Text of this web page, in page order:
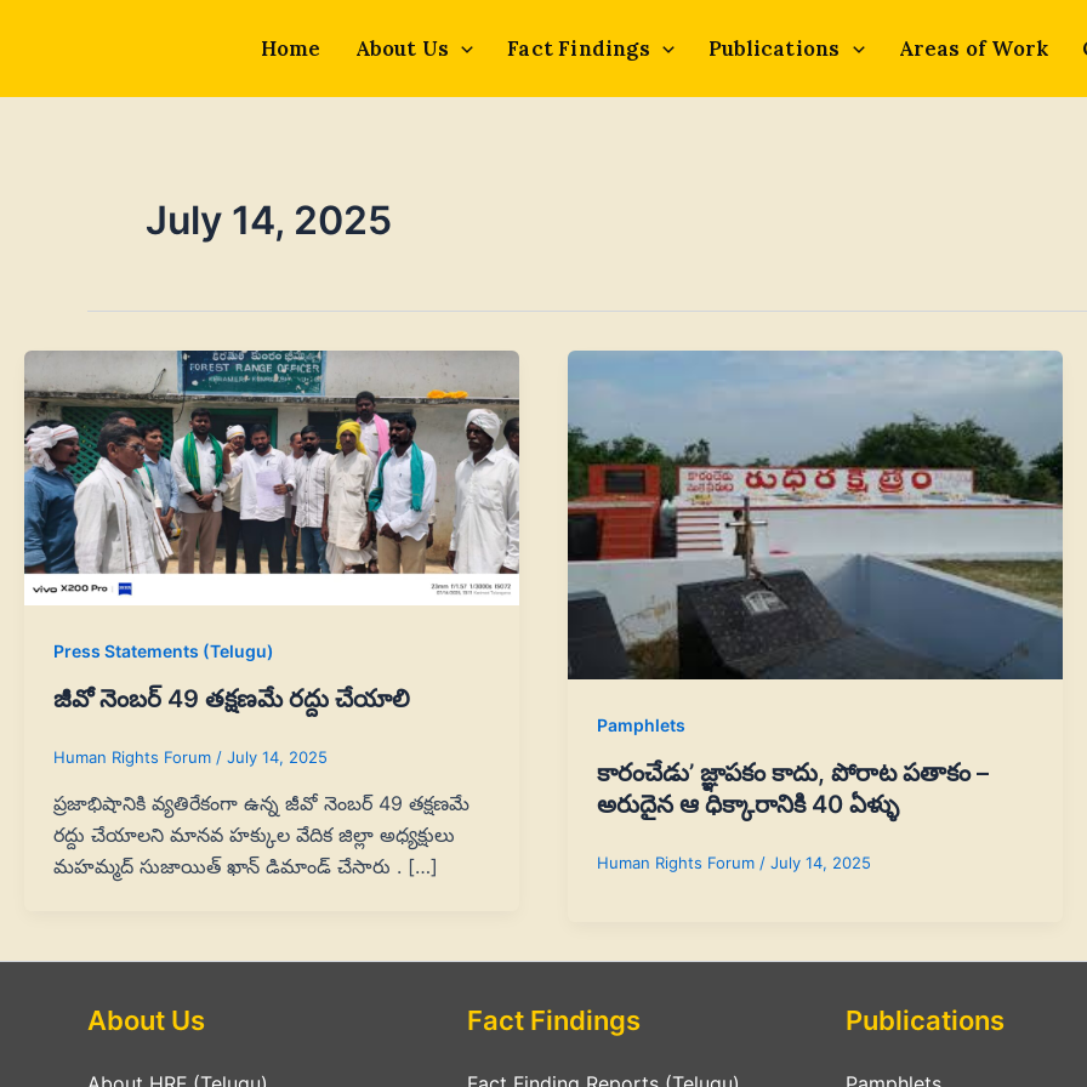
Home About Us Fact Findings Publications Areas of Work
July 14, 2025
Press Statements (Telugu)
జీవో నెంబర్ 49 తక్షణమే రద్దు చేయాలి
Human Rights Forum / July 14, 2025
ప్రజాభిషానికి వ్యతిరేకంగా ఉన్న జీవో నెంబర్ 49 తక్షణమే
రద్దు చేయాలని మానవ హక్కుల వేదిక జిల్లా అధ్యక్షులు
మహమ్మద్ సుజాయిత్ ఖాన్ డిమాండ్ చేసారు . […]
Pamphlets
కారంచేడు’ జ్ఞాపకం కాదు, పోరాట పతాకం –
అరుదైన ఆ ధిక్కారానికి 40 ఏళ్ళు
Human Rights Forum / July 14, 2025
About Us Fact Findings Publications